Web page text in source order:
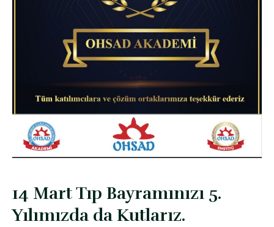
14 Mart Tıp Bayramınızı 5.
Yılımızda da Kutlarız.